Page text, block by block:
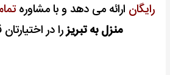
رایگان ارائه می دهد و با مشاوره
منزل به تبریزرا در